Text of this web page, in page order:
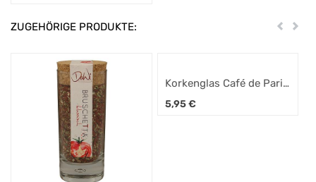
ZUGEHÖRIGE PRODUKTE: Zurück
Korkenglas Café de Paris
Dip 60g
5,95€